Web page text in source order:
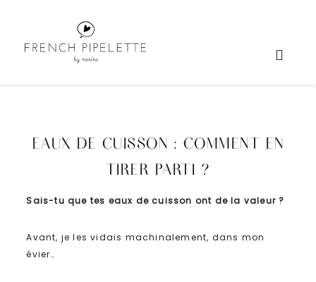
EAUX DE CUISSON : COMMENT EN
TIRER PARTI ?
Sais-tu que tes eaux de cuisson ont de la valeur ?
Avant, je les vidais machinalement, dans mon
évier…